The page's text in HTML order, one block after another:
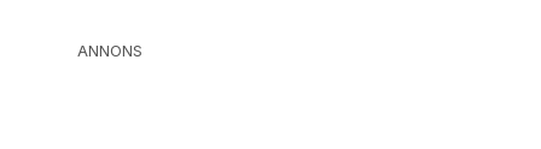
ANNONS